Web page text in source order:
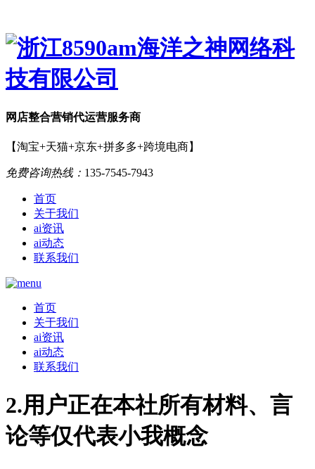
网店整合营销代运营服务商
【淘宝+天猫+京东+拼多多+跨境电商】
免费咨询热线： 135-7545-7943
首页
关于我们
ai资讯
ai动态
联系我们
首页
关于我们
ai资讯
ai动态
联系我们
2.用户正在本社所有材料、言
论等仅代表小我概念